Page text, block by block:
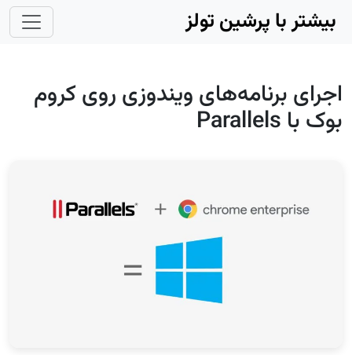
Skip to main content
بیشتر با پرشین تولز
اجرای برنامه‌های ویندوزی روی کروم
بوک با Parallels